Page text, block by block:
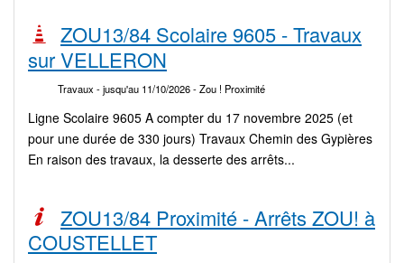
ZOU13/84 Scolaire 9605 - Travaux
sur VELLERON
Travaux - jusqu'au 11/10/2026- Zou ! Proximité
Ligne Scolaire 9605 A compter du 17 novembre 2025 (et
pour une durée de 330 jours) Travaux Chemin des Gypières
En raison des travaux, la desserte des arrêts...
ZOU13/84 Proximité - Arrêts ZOU! à
COUSTELLET